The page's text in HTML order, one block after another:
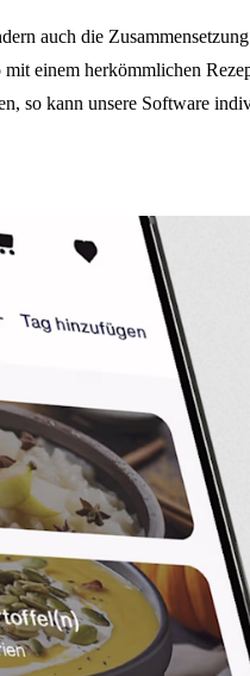
auch die
einem herkömmlichen
so kann unsere Software